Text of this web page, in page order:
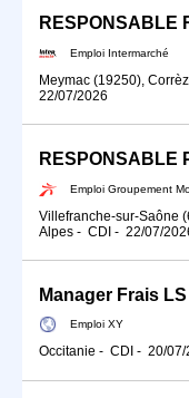
RESPONSABLE
Emploi Intermarché
Meymac (19250),
22/07/2026
RESPONSABLE
Emploi Groupement
Villefranche-sur-Saône
Alpes - CDI - 22/07/
Manager Frais LS
Emploi XY
Occitanie - CDI - 20/07/